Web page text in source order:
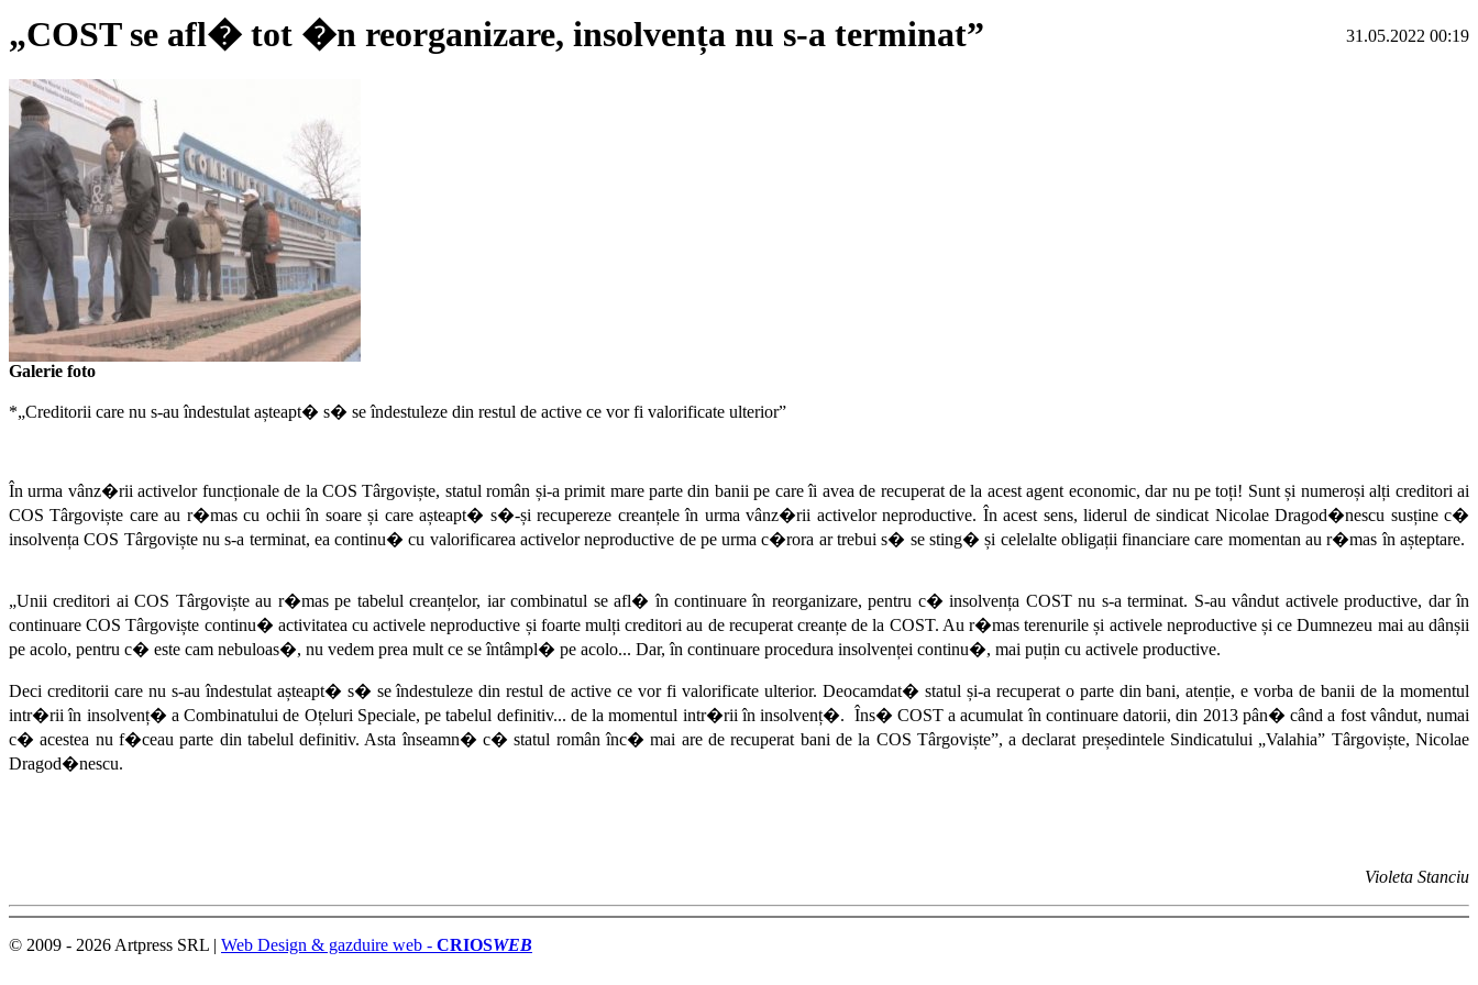
31.05.2022 00:19
„COST se afl� tot �n reorganizare, insolvența nu s-a terminat”
Galerie foto
*„Creditorii care nu s-au îndestulat așteapt� s� se îndestuleze din restul de active ce vor fi valorificate ulterior”
În urma vânz�rii activelor funcționale de la COS Târgoviște, statul român și-a primit mare parte din banii pe care îi avea de recuperat de la acest agent economic, dar nu pe toți! Sunt și numeroși alți creditori ai
COS Târgoviște care au r�mas cu ochii în soare și care așteapt� s�-și recupereze creanțele în urma vânz�rii activelor neproductive. În acest sens, liderul de sindicat Nicolae Dragod�nescu susține c�
insolvența COS Târgoviște nu s-a terminat, ea continu� cu valorificarea activelor neproductive de pe urma c�rora ar trebui s� se sting� și celelalte obligații financiare care momentan au r�mas în așteptare.
„Unii creditori ai COS Târgoviște au r�mas pe tabelul creanțelor, iar combinatul se afl� în continuare în reorganizare, pentru c� insolvența COST nu s-a terminat. S-au vândut activele productive, dar în
continuare COS Târgoviște continu� activitatea cu activele neproductive și foarte mulți creditori au de recuperat creanțe de la COST. Au r�mas terenurile și activele neproductive și ce Dumnezeu mai au dânșii
pe acolo, pentru c� este cam nebuloas�, nu vedem prea mult ce se întâmpl� pe acolo... Dar, în continuare procedura insolvenței continu�, mai puțin cu activele productive.
Deci creditorii care nu s-au îndestulat așteapt� s� se îndestuleze din restul de active ce vor fi valorificate ulterior. Deocamdat� statul și-a recuperat o parte din bani, atenție, e vorba de banii de la momentul
intr�rii în insolvenț� a Combinatului de Oțeluri Speciale, pe tabelul definitiv... de la momentul intr�rii în insolvenț�. Îns� COST a acumulat în continuare datorii, din 2013 pân� când a fost vândut, numai
c� acestea nu f�ceau parte din tabelul definitiv. Asta înseamn� c� statul român înc� mai are de recuperat bani de la COS Târgoviște”, a declarat președintele Sindicatului „Valahia” Târgoviște, Nicolae
Dragod�nescu.
Violeta Stanciu
© 2009 - 2026 Artpress SRL | Web Design & gazduire web - CRIOSWEB